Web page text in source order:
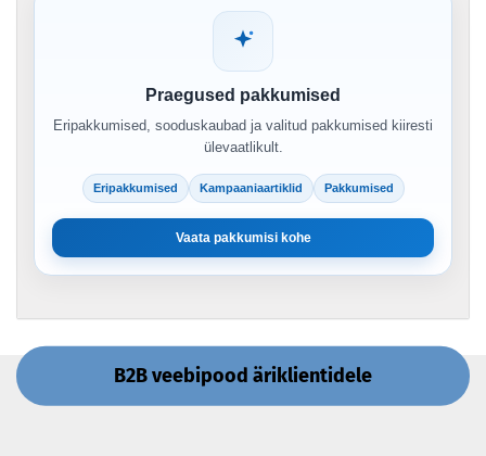
Praegused pakkumised
Eripakkumised, sooduskaubad ja valitud pakkumised kiiresti
ülevaatlikult.
Eripakkumised Kampaaniaartiklid Pakkumised
Vaata pakkumisi kohe
B2B veebipood äriklientidele